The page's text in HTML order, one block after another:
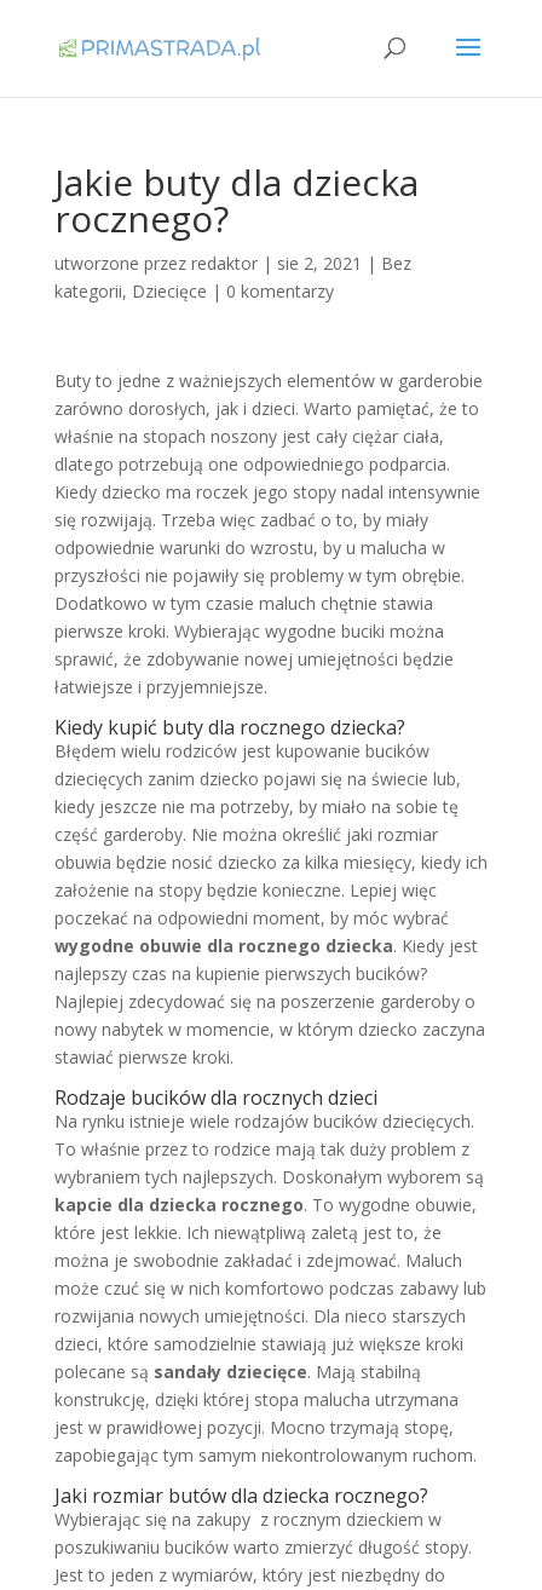
Jakie buty dla dziecka
rocznego?
utworzone przez redaktor| sie 2, 2021 | Bez
kategorii, Dziecięce | 0 komentarzy
Buty to jedne z ważniejszych elementów w garderobie
zarówno dorosłych, jak i dzieci. Warto pamiętać, że to
właśnie na stopach noszony jest cały ciężar ciała,
dlatego potrzebują one odpowiedniego podparcia.
Kiedy dziecko ma roczek jego stopy nadal intensywnie
się rozwijają. Trzeba więc zadbać o to, by miały
odpowiednie warunki do wzrostu, by u malucha w
przyszłości nie pojawiły się problemy w tym obrębie.
Dodatkowo w tym czasie maluch chętnie stawia
pierwsze kroki. Wybierając wygodne buciki można
sprawić, że zdobywanie nowej umiejętności będzie
łatwiejsze i przyjemniejsze.
Kiedy kupić buty dla rocznego dziecka?
Błędem wielu rodziców jest kupowanie bucików
dziecięcych zanim dziecko pojawi się na świecie lub,
kiedy jeszcze nie ma potrzeby, by miało na sobie tę
część garderoby. Nie można określić jaki rozmiar
obuwia będzie nosić dziecko za kilka miesięcy, kiedy ich
założenie na stopy będzie konieczne. Lepiej więc
poczekać na odpowiedni moment, by móc wybrać
wygodne obuwie dla rocznego dziecka. Kiedy jest
najlepszy czas na kupienie pierwszych bucików?
Najlepiej zdecydować się na poszerzenie garderoby o
nowy nabytek w momencie, w którym dziecko zaczyna
stawiać pierwsze kroki.
Rodzaje bucików dla rocznych dzieci
Na rynku istnieje wiele rodzajów bucików dziecięcych.
To właśnie przez to rodzice mają tak duży problem z
wybraniem tych najlepszych. Doskonałym wyborem są
kapcie dla dziecka rocznego. To wygodne obuwie,
które jest lekkie. Ich niewątpliwą zaletą jest to, że
można je swobodnie zakładać i zdejmować. Maluch
może czuć się w nich komfortowo podczas zabawy lub
rozwijania nowych umiejętności. Dla nieco starszych
dzieci, które samodzielnie stawiają już większe kroki
polecane są sandały dziecięce. Mają stabilną
konstrukcję, dzięki której stopa malucha utrzymana
jest w prawidłowej pozycji. Mocno trzymają stopę,
zapobiegając tym samym niekontrolowanym ruchom.
Jaki rozmiar butów dla dziecka rocznego?
Wybierając się na zakupy z rocznym dzieckiem w
poszukiwaniu bucików warto zmierzyć długość stopy.
Jest to jeden z wymiarów, który jest niezbędny do